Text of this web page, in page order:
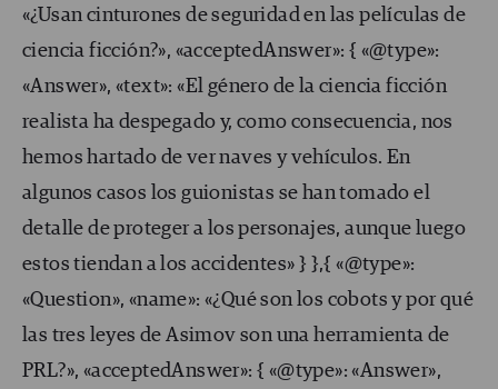
«¿Usan cinturones de seguridad en las películas de
ciencia ficción?», «acceptedAnswer»: { «@type»:
«Answer», «text»: «El género de la ciencia ficción
realista ha despegado y, como consecuencia, nos
hemos hartado de ver naves y vehículos. En
algunos casos los guionistas se han tomado el
detalle de proteger a los personajes, aunque luego
estos tiendan a los accidentes» } },{ «@type»:
«Question», «name»: «¿Qué son los cobots y por qué
las tres leyes de Asimov son una herramienta de
PRL?», «acceptedAnswer»: { «@type»: «Answer»,